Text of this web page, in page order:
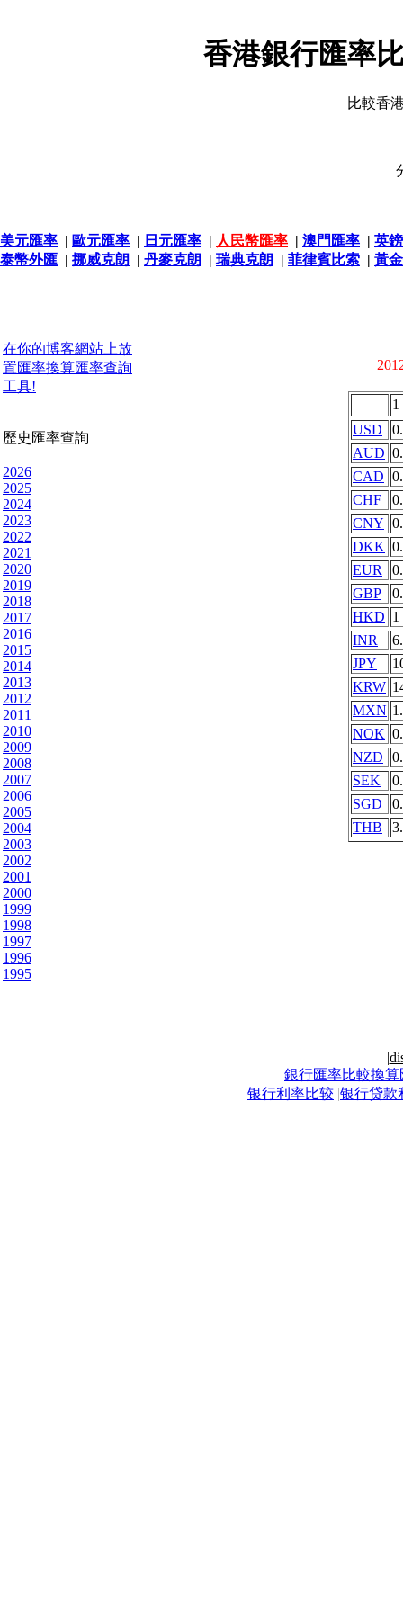
香港銀行匯率
比較香
美元匯率 | 歐元匯率 | 日元匯率 | 人民幣匯率 | 澳門匯率 | 英
泰幣外匯 | 挪威克朗 | 丹麥克朗 | 瑞典克朗 | 菲律賓比索 | 黃
在你的博客網站上放
置匯率換算匯率查詢
工具!
歷史匯率查詢
2026
2025
2024
2023
2022
2021
2020
2019
2018
2017
2016
2015
2014
2013
2012
2011
2010
2009
2008
2007
2006
2005
2004
2003
2002
2001
2000
1999
1998
1997
1996
1995
1
USD
AUD
CAD
CHF
CNY
DKK
EUR
GBP
HKD 1
INR
JPY
KRW
MXN
NOK
NZD
SEK
SGD
THB
|
銀行匯率比較換算
|银行利率比较 |银行贷款